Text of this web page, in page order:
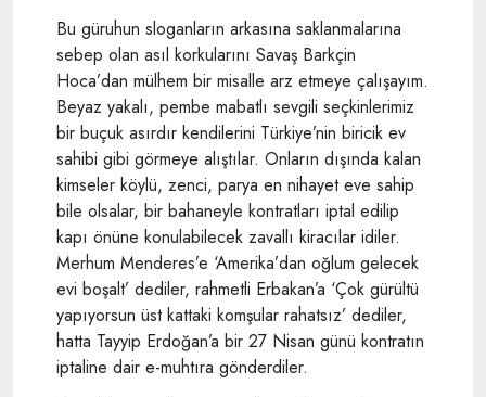
Bu güruhun sloganların arkasına saklanmalarına
sebep olan asıl korkularını Savaş Barkçin
Hoca’dan mülhem bir misalle arz etmeye çalışayım.
Beyaz yakalı, pembe mabatlı sevgili seçkinlerimiz
bir buçuk asırdır kendilerini Türkiye’nin biricik ev
sahibi gibi görmeye alıştılar. Onların dışında kalan
kimseler köylü, zenci, parya en nihayet eve sahip
bile olsalar, bir bahaneyle kontratları iptal edilip
kapı önüne konulabilecek zavallı kiracılar idiler.
Merhum Menderes’e ‘Amerika’dan oğlum gelecek
evi boşalt’ dediler, rahmetli Erbakan’a ‘Çok gürültü
yapıyorsun üst kattaki komşular rahatsız’ dediler,
hatta Tayyip Erdoğan’a bir 27 Nisan günü kontratın
iptaline dair e-muhtıra gönderdiler.